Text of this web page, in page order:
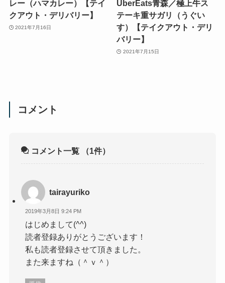
レー（ハマカレー）【テイ
クアウト・デリバリー】
2021年7月16日
UberEats青森／極上牛ス
テーキ重サガリ（うぐい
す）【テイクアウト・デリ
バリー】
2021年7月15日
コメント
コメント一覧 （1件）
tairayuriko
2019年3月8日 9:24 PM
はじめまして(^^)
読者登録ありがとうございます！
私も読者登録させて頂きました。
また来ますね（＾ｖ＾）